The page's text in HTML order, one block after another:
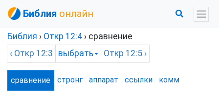
Библия онлайн
Библия › Откр 12:4 › сравнение
‹ Откр 12:3 выбрать Откр 12:5 ›
сравнение стронг аппарат ссылки комм